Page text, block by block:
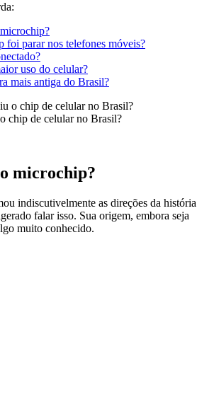
foi parar nos telefones móveis?
uso do celular?
mais antiga do Brasil?
chip de celular no Brasil?
microchip?
indiscutivelmente as direções da história
falar isso. Sua origem, embora seja
muito conhecido.